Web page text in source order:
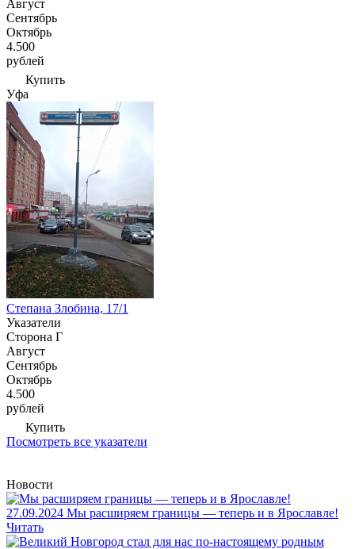
Август
Сентябрь
Октябрь
4.500
рублей
Купить
Уфа
Степана Злобина, 17/1
Указатели
Сторона Г
Август
Сентябрь
Октябрь
4.500
рублей
Купить
Посмотреть все указатели
Новости
27.09.2024 Мы расширяем границы — теперь и в Ярославле!
Читать